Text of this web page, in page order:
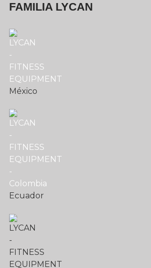
FAMILIA LYCAN
México
Ecuador